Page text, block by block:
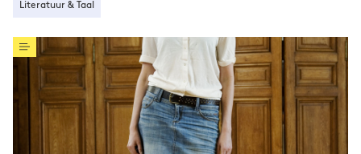
Literatuur & Taal